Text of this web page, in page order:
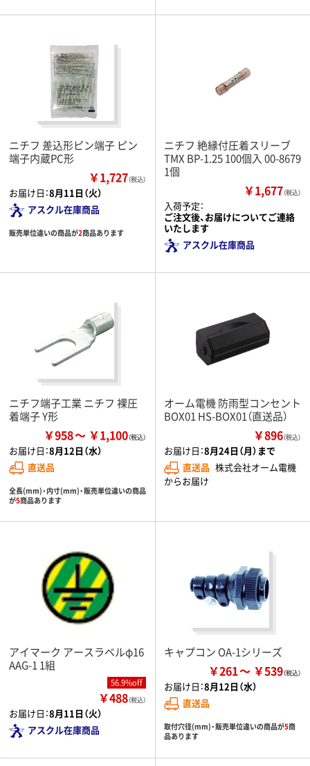
ニチフ 差込形ピン端子 ピン
端子内蔵PC形
￥1,727（税込）
お届け日：8月11日（火）
アスクル在庫商品
販売単位違いの商品が2商品あります
ニチフ 絶縁付圧着スリーブ
TMX BP-1.25 100個入 00-8679
1個
￥1,677（税込）
入荷予定：
ご注文後、お届けについてご連絡
いたします
アスクル在庫商品
ニチフ端子工業 ニチフ 裸圧
着端子 Y形
￥958 ￥1,100
お届け日：8月12日（水）
直送品
全長(mm)・内寸(mm)・販売単位違いの商品
が5商品あります
オーム電機 防雨型コンセント
BOX01 HS-BOX01（直送品）
￥896（税込）
お届け日：8月24日（月）まで
直送品 株式会社オーム電機
からお届け
アイマーク アースラベルφ16
AAG-1 1組
56.9%off
￥488（税込）
お届け日：8月11日（火）
アスクル在庫商品
キャプコン OA-1シリーズ
￥261 ￥539
お届け日：8月12日（水）
直送品
取付穴径(mm)・販売単位違いの商品が5商
品あります